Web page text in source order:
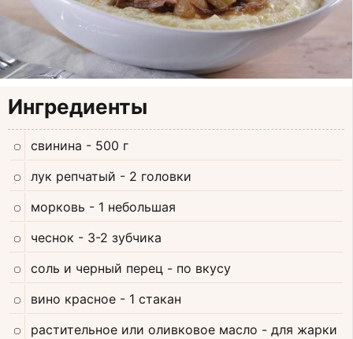
Ингредиенты
свинина - 500 г
лук репчатый - 2 головки
морковь - 1 небольшая
чеснок - 3-2 зубчика
соль и черный перец - по вкусу
вино красное - 1 стакан
растительное или оливковое масло - для жарки